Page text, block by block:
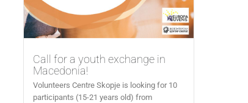
Call for a youth exchange in
Macedonia!
Volunteers Centre Skopje is looking for 10
participants (15-21 years old) from